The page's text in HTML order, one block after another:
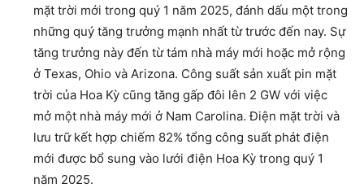
mặt trời mới trong quý 1 năm 2025, đánh dấu một trong
những quý tăng trưởng mạnh nhất từ trước đến nay. Sự
tăng trưởng này đến từ tám nhà máy mới hoặc mở rộng
ở Texas, Ohio và Arizona. Công suất sản xuất pin mặt
trời của Hoa Kỳ cũng tăng gấp đôi lên 2 GW với việc
mở một nhà máy mới ở Nam Carolina. Điện mặt trời và
lưu trữ kết hợp chiếm 82% tổng công suất phát điện
mới được bổ sung vào lưới điện Hoa Kỳ trong quý 1
năm 2025.